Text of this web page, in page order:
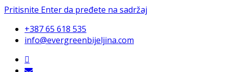
Pritisnite Enter da pređete na sadržaj
+387 65 618 535
info@evergreenbijeljina.com